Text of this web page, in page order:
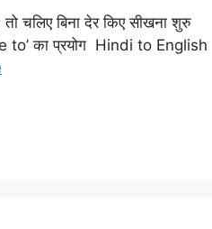
चलिए बिना देर किए सीखना शुरु
का प्रयोग Hindi to English